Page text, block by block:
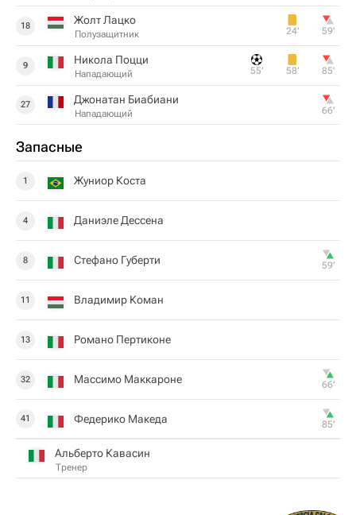
18 Жолт Лацко
Полузащитник 24‎’‎ 59‎’‎
9 Никола Поцци
Нападающий 55‎’‎ 58‎’‎ 85‎’‎
27 Джонатан Биабиани
Нападающий 66‎’‎
Запасные
1 Жуниор Коста
4 Даниэле Дессена
8 Стефано Губерти 59‎’‎
11 Владимир Коман
13 Романо Пертиконе
32 Массимо Маккароне 66‎’‎
41 Федерико Македа 85‎’‎
Альберто Кавасин
Тренер